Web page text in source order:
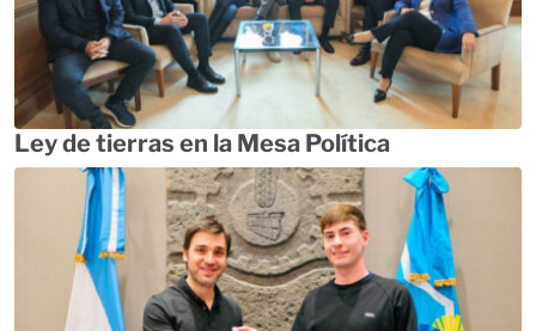
Ley de tierras en la Mesa Política